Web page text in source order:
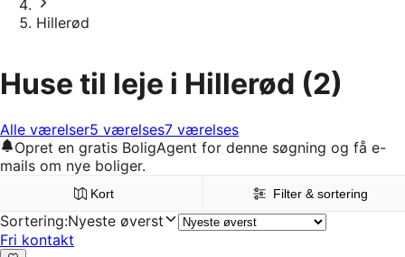
Hillerød
Huse til leje i Hillerød (2)
Alle værelser5 værelses7 værelses
Opret en gratis BoligAgent for denne søgning og få e-
mails om nye boliger.
Kort Filter & sortering
Sortering:Nyeste øverst
Fri kontakt